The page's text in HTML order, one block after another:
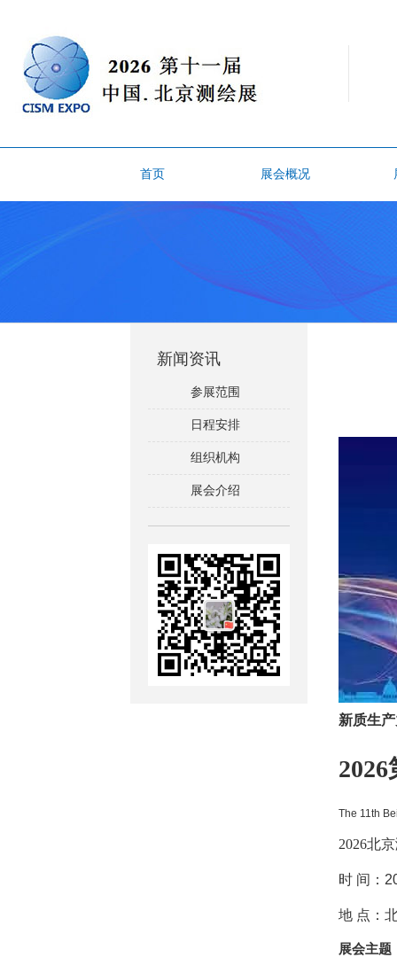
首页 展会概况
新闻资讯
参展范围
日程安排
组织机构
展会介绍
新质生
The 11th
2026北
时 间：
地 点：
展会主题